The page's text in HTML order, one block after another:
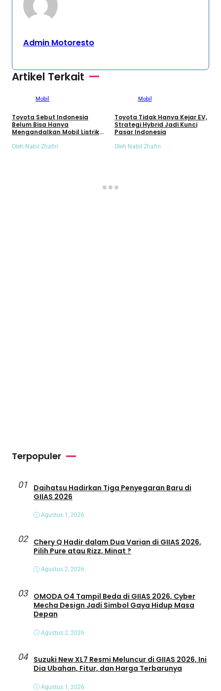
Admin Motoresto
Artikel Terkait
Mobil
Toyota Sebut Indonesia
Belum Bisa Hanya
Mengandalkan Mobil Listrik
Oleh Nabil Zhafiri
Mobil
Toyota Tidak Hanya Kejar EV,
Strategi Hybrid Jadi Kunci
Pasar Indonesia
Oleh Nabil Zhafiri
Terpopuler
01
Daihatsu Hadirkan Tiga Penyegaran Baru di
GIIAS 2026
Agustus 1, 2026
02
Chery Q Hadir dalam Dua Varian di GIIAS 2026,
Pilih Pure atau Rizz, Minat ?
Agustus 2, 2026
03
OMODA O4 Tampil Beda di GIIAS 2026, Cyber
Mecha Design Jadi Simbol Gaya Hidup Masa
Depan
Agustus 2, 2026
04
Suzuki New XL7 Resmi Meluncur di GIIAS 2026, Ini
Dia Ubahan, Fitur, dan Harga Terbarunya
Agustus 1, 2026